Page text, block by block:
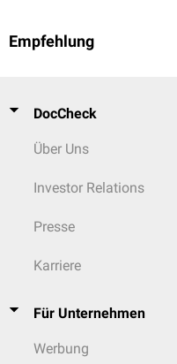
Empfehlung
DocCheck
Über Uns
Investor Relations
Presse
Karriere
Für Unternehmen
Werbung